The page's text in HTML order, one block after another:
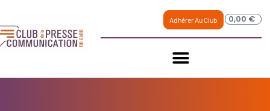
Adhérer Au Club 0,00 €